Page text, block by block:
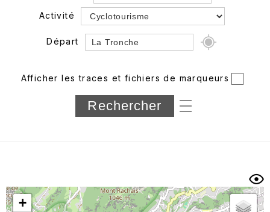
Activité
Départ
Département
Longueur min/max
Trier par
Afficher les traces et fichiers de marqueurs
+